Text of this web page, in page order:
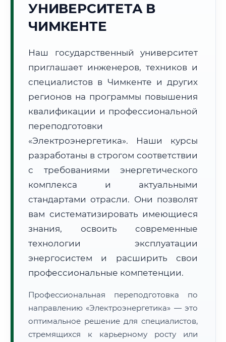
Субъект:
Республика Казахстан
Тел. код:
Часовой пояс:
UTC+5
🔍Нажмите на документ для увеличения и просмотра
УНИВЕРСИТЕТА В
ЧИМКЕНТЕ
Наш государственный университет
приглашает инженеров, техников и
специалистов в Чимкенте и других
регионов на программы повышения
квалификации и профессиональной
переподготовки
«Электроэнергетика». Наши курсы
разработаны в строгом соответствии
с требованиями энергетического
комплекса и актуальными
стандартами отрасли. Они позволят
вам систематизировать имеющиеся
знания, освоить современные
технологии эксплуатации
энергосистем и расширить свои
профессиональные компетенции.
Профессиональная переподготовка по
направлению «Электроэнергетика» — это
оптимальное решение для специалистов,
стремящихся к карьерному росту или